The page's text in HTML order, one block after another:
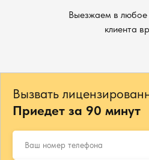
Выезжаем в любое
клиента
Вызвать
Приедет за 90 минут